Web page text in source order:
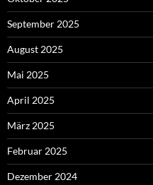
September 2025
August 2025
Mai 2025
April 2025
März 2025
Februar 2025
Dezember 2024